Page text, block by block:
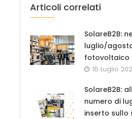
Articoli correlati
SolareB2B:
luglio/
fotovoltaico
16 Luglio
SolareB2B:
numero di
inserto sullo